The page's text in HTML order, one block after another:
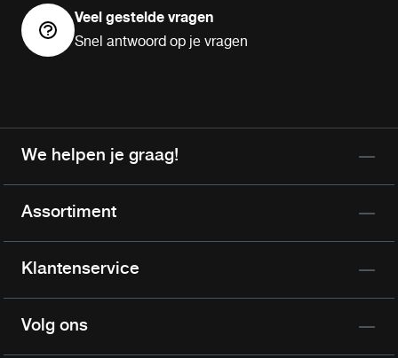
Veel gestelde vragen
Snel antwoord op je vragen
We helpen je graag!
Assortiment
Klantenservice
Volg ons